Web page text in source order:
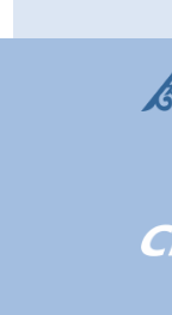
Сыбайлас
Аумақтан
ашықтығы